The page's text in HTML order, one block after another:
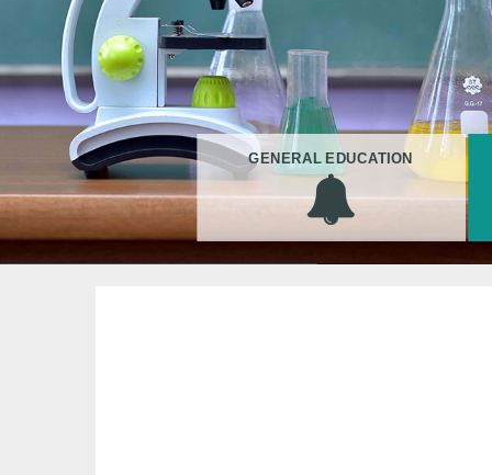
GENERAL EDUCATION